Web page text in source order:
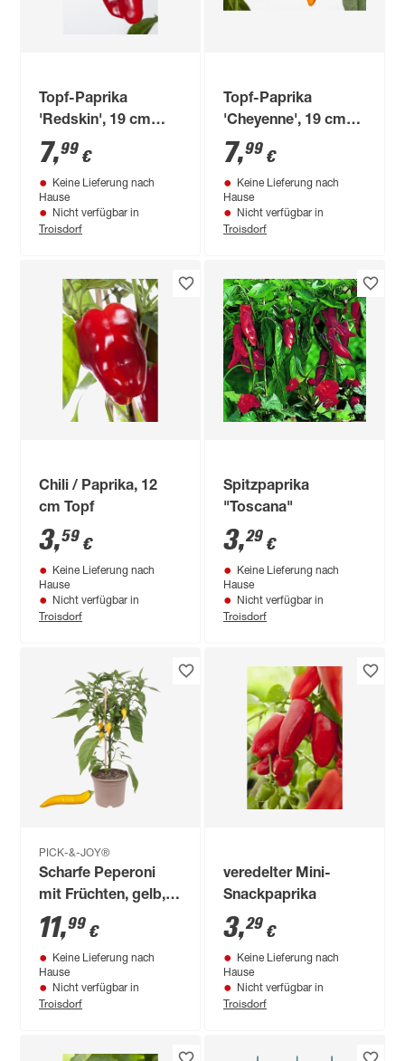
Topf-Paprika
'Redskin', 19 cm
Topf
7,99 €
Keine Lieferung nach
Hause
Nicht verfügbar in
Troisdorf
Topf-Paprika
'Cheyenne', 19 cm
Topf
7,99 €
Keine Lieferung nach
Hause
Nicht verfügbar in
Troisdorf
Chili / Paprika, 12
cm Topf
3,59 €
Keine Lieferung nach
Hause
Nicht verfügbar in
Troisdorf
Spitzpaprika
"Toscana"
3,29 €
Keine Lieferung nach
Hause
Nicht verfügbar in
Troisdorf
PICK-&-JOY®
Scharfe Peperoni
mit Früchten, gelb,
14 cm Topf
11,99 €
Keine Lieferung nach
Hause
Nicht verfügbar in
Troisdorf
veredelter Mini-
Snackpaprika
3,29 €
Keine Lieferung nach
Hause
Nicht verfügbar in
Troisdorf